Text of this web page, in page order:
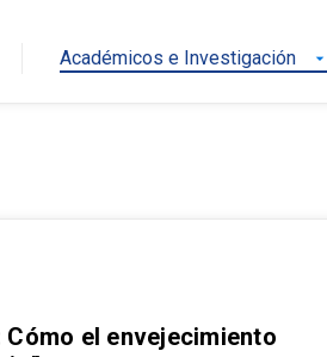
Académicos e Investigación arrow_drop_down
el envejecimiento